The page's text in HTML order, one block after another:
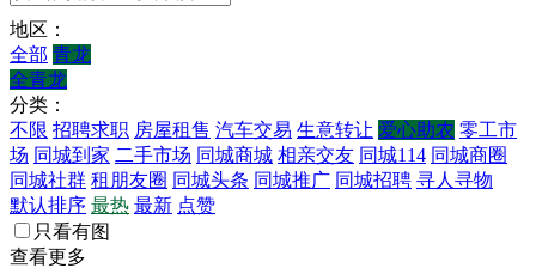
地区：
全部 青龙
全青龙
分类：
不限 招聘求职 房屋租售 汽车交易 生意转让 爱心助农 零工市
场 同城到家 二手市场 同城商城 相亲交友 同城114 同城商圈
同城社群 租朋友圈 同城头条 同城推广 同城招聘 寻人寻物
默认排序 最热 最新 点赞
只看有图
查看更多